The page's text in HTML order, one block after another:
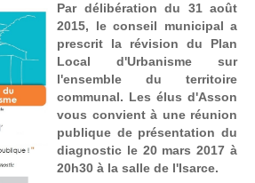
Par délibération du 31 août
2015, le conseil municipal a
prescrit la révision du Plan
Local d'Urbanisme sur
l'ensemble du territoire
communal. Les élus d'Asson
vous convient à une réunion
publique de présentation du
diagnostic le 20 mars 2017 à
20h30 à la salle de l'Isarce.